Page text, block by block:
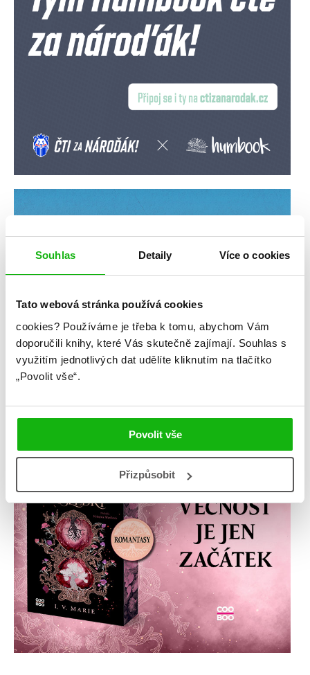
Souhlas Detaily Více o cookies
Tato webová stránka používá cookies
cookies? Používáme je třeba k tomu, abychom Vám
doporučili knihy, které Vás skutečně zajímají. Souhlas s
využitím jednotlivých dat udělíte kliknutím na tlačítko
„Povolit vše“.
Povolit vše
Přizpůsobit